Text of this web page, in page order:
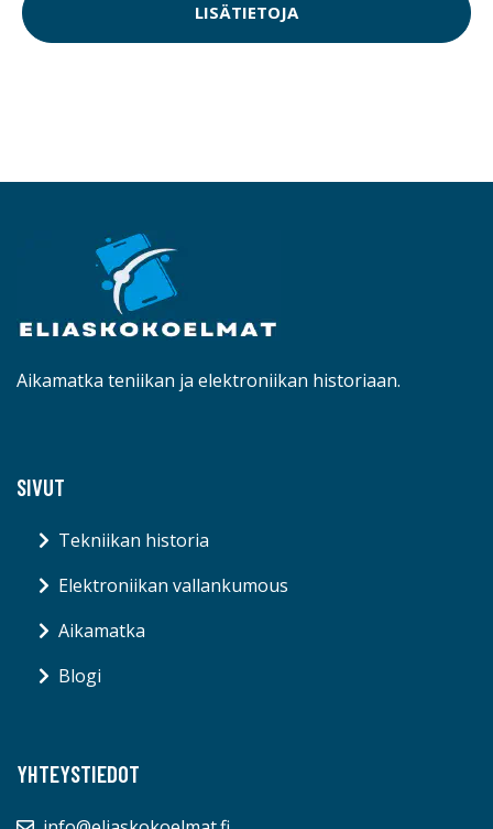
LISÄTIETOJA
Aikamatka teniikan ja elektroniikan historiaan.
SIVUT
Tekniikan historia
Elektroniikan vallankumous
Aikamatka
Blogi
YHTEYSTIEDOT